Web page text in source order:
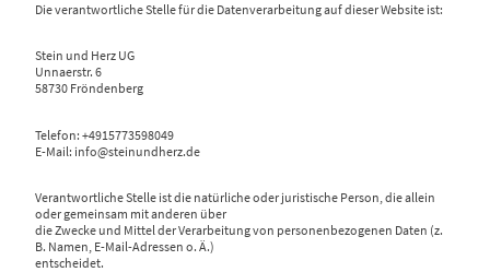
Die verantwortliche Stelle für die Datenverarbeitung auf dieser Website ist:
Stein und Herz UG
Unnaerstr. 6
58730 Fröndenberg
Telefon: +4915773598049
E-Mail: info@steinundherz.de
Verantwortliche Stelle ist die natürliche oder juristische Person, die allein
oder gemeinsam mit anderen über
die Zwecke und Mittel der Verarbeitung von personenbezogenen Daten (z.
B. Namen, E-Mail-Adressen o. Ä.)
entscheidet.